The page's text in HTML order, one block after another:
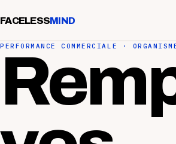
FACELESSMIND
PERFORMANCE COMMERCIALE ·